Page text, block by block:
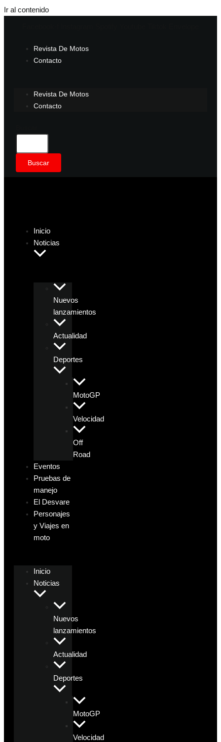
Ir al contenido
Revista De Motos
Contacto
Revista De Motos
Contacto
Buscar
Inicio
Noticias
Nuevos
lanzamientos
Actualidad
Deportes
MotoGP
Velocidad
Off
Road
Eventos
Pruebas de
manejo
El Desvare
Personajes
y Viajes en
moto
Inicio
Noticias
Nuevos
lanzamientos
Actualidad
Deportes
MotoGP
Velocidad